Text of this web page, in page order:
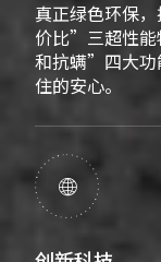
真正绿色环保
价比”三超性
和抗螨”四大功
住的安心。
